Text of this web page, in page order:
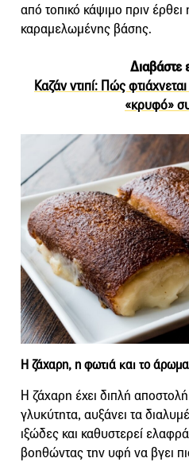
από τοπικό κάψιμο πριν
καραμελωμένης βάσης.
Διαβάστε
Καζάν ντιπί: Πώς
«κρυφό»
Η ζάχαρη, η φωτιά και το άρωμα
Η ζάχαρη έχει διπλή
γλυκύτητα, αυξάνει τα
ιξώδες και καθυστερεί
βοηθώντας την υφή να βγει